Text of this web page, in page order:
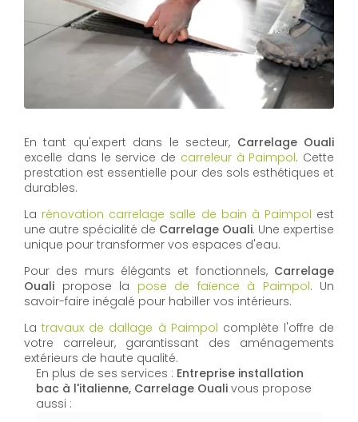
En tant qu'expert dans le secteur, Carrelage Ouali
excelle dans le service de carreleur à Paimpol. Cette
prestation est essentielle pour des sols esthétiques et
durables.
La rénovation carrelage salle de bain à Paimpol est
une autre spécialité de Carrelage Ouali. Une expertise
unique pour transformer vos espaces d'eau.
Pour des murs élégants et fonctionnels, Carrelage
Ouali propose la pose de faïence à Paimpol. Un
savoir-faire inégalé pour habiller vos intérieurs.
Latravaux de dallage à Paimpol complète l'offre de
votre carreleur, garantissant des aménagements
extérieurs de haute qualité.
En plus de ses services : Entreprise installation
bac à l'italienne, Carrelage Ouali vous propose
aussi :